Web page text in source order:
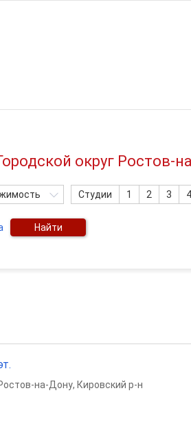
округ Ростов-
Студии 1 2 3
Найти
на-Дону, Кировский р-н